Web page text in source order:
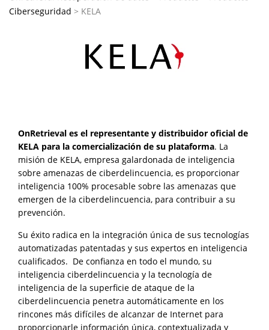
Ciberseguridad > KELA
OnRetrieval es el representante y distribuidor oficial de
KELA para la comercialización de su plataforma. La
misión de KELA, empresa galardonada de inteligencia
sobre amenazas de ciberdelincuencia, es proporcionar
inteligencia 100% procesable sobre las amenazas que
emergen de la ciberdelincuencia, para contribuir a su
prevención.
Su éxito radica en la integración única de sus tecnologías
automatizadas patentadas y sus expertos en inteligencia
cualificados. De confianza en todo el mundo, su
inteligencia ciberdelincuencia y la tecnología de
inteligencia de la superficie de ataque de la
ciberdelincuencia penetra automáticamente en los
rincones más difíciles de alcanzar de Internet para
proporcionarle información única, contextualizada y